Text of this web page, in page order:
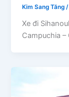
Kim Sang Tăng
Xe đi
Campuchia